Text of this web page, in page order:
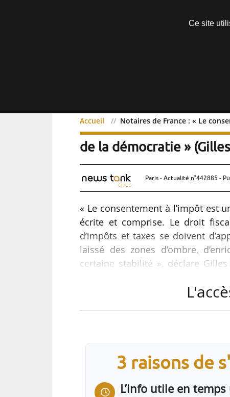
Accueil Notaires de France : « Le
Notaires de France : «
de la démocratie »
Paris - Actualité n°442885 -
« Le consentement à l’impôt est
écrite et comprise. Le droit
d’impôts et taxes se doivent
laissé des zones d’ombre,
certaine stabilité », déclare
présence du Garde des Sceaux
3 raisons de
L’info utile en
Ce site